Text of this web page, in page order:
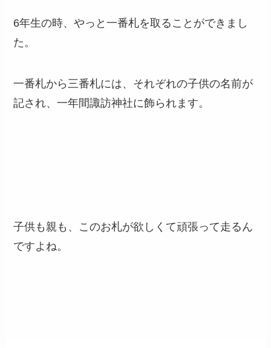
6年生の時、やっと一番札を取ることができまし
た。
一番札から三番札には、それぞれの子供の名前が
記され、一年間諏訪神社に飾られます。
子供も親も、このお札が欲しくて頑張って走るん
ですよね。